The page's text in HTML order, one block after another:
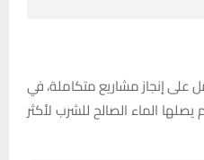
على إنجاز مشاريع متكاملة، في
الماء الصالح للشرب لأكثر